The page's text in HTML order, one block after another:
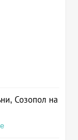
Созопол на